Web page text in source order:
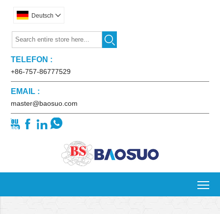
Deutsch 

TELEFON :
+86-757-86777529
EMAIL :
master@baosuo.com
   